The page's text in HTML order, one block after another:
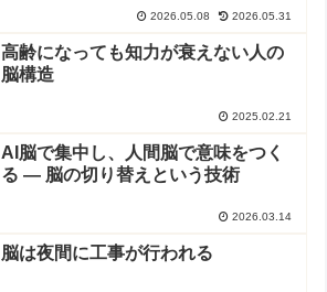
2026.05.08 2026.05.31
高齢になっても知力が衰えない人の
脳構造
2025.02.21
AI脳で集中し、人間脳で意味をつく
る ― 脳の切り替えという技術
2026.03.14
脳は夜間に工事が行われる